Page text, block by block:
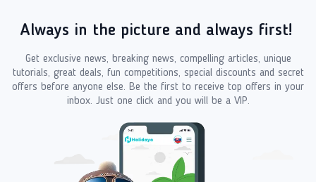
Always in the picture and always first!
Get exclusive news, breaking news, compelling articles, unique
tutorials, great deals, fun competitions, special discounts and secret
offers before anyone else. Be the first to receive top offers in your
inbox. Just one click and you will be a VIP.